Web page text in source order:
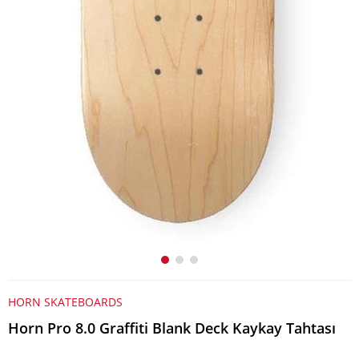
HORN SKATEBOARDS
Horn Pro 8.0 Graffiti Blank Deck Kaykay Tahtası